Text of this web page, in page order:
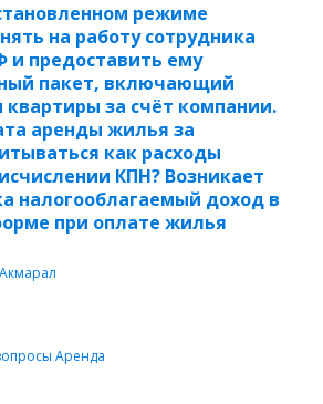
режиме
на работу сотрудника
и предоставить ему
пакет, включающий
квартиры за счёт компании.
аренды жилья за
как расходы
КПН? Возникает
налогооблагаемый доход в
при оплате жилья
Аренда